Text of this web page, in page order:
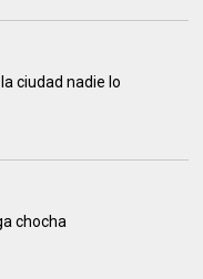
ciudad nadie lo
chocha